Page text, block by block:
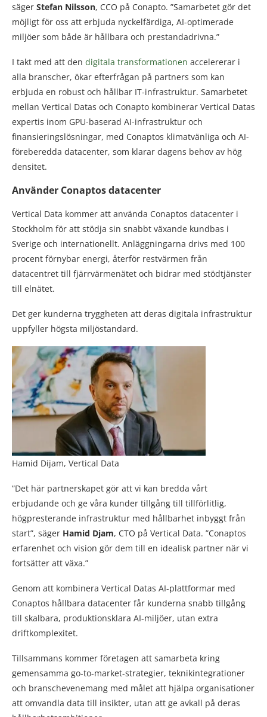
säger Stefan Nilsson, CCO på Conapto. ”Samarbetet gör det
möjligt för oss att erbjuda nyckelfärdiga, AI-optimerade
miljöer som både är hållbara och prestandadrivna.”
I takt med att den digitala transformationen accelererar i
alla branscher, ökar efterfrågan på partners som kan
erbjuda en robust och hållbar IT-infrastruktur. Samarbetet
mellan Vertical Datas och Conapto kombinerar Vertical Datas
expertis inom GPU-baserad AI-infrastruktur och
finansieringslösningar, med Conaptos klimatvänliga och AI-
föreberedda datacenter, som klarar dagens behov av hög
densitet.
Använder Conaptos datacenter
Vertical Data kommer att använda Conaptos datacenter i
Stockholm för att stödja sin snabbt växande kundbas i
Sverige och internationellt. Anläggningarna drivs med 100
procent förnybar energi, återför restvärmen från
datacentret till fjärrvärmenätet och bidrar med stödtjänster
till elnätet.
Det ger kunderna tryggheten att deras digitala infrastruktur
uppfyller högsta miljöstandard.
Hamid Dijam, Vertical Data
”Det här partnerskapet gör att vi kan bredda vårt
erbjudande och ge våra kunder tillgång till tillförlitlig,
högpresterande infrastruktur med hållbarhet inbyggt från
start”, säger Hamid Djam, CTO på Vertical Data. ”Conaptos
erfarenhet och vision gör dem till en idealisk partner när vi
fortsätter att växa.”
Genom att kombinera Vertical Datas AI-plattformar med
Conaptos hållbara datacenter får kunderna snabb tillgång
till skalbara, produktionsklara AI-miljöer, utan extra
driftkomplexitet.
Tillsammans kommer företagen att samarbeta kring
gemensamma go-to-market-strategier, teknikintegrationer
och branschevenemang med målet att hjälpa organisationer
att omvandla data till insikter, utan att ge avkall på deras